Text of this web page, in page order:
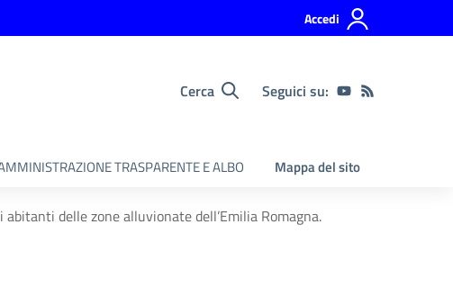
Accedi
Cerca Seguici su:
TRASPARENTE E ALBO Mappa del sito
delle zone alluvionate dell’Emilia Romagna.